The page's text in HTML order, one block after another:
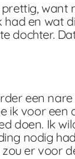
want
had en wat
dochter.
een nare
ik voor een
doen. Ik
nodig
er voor